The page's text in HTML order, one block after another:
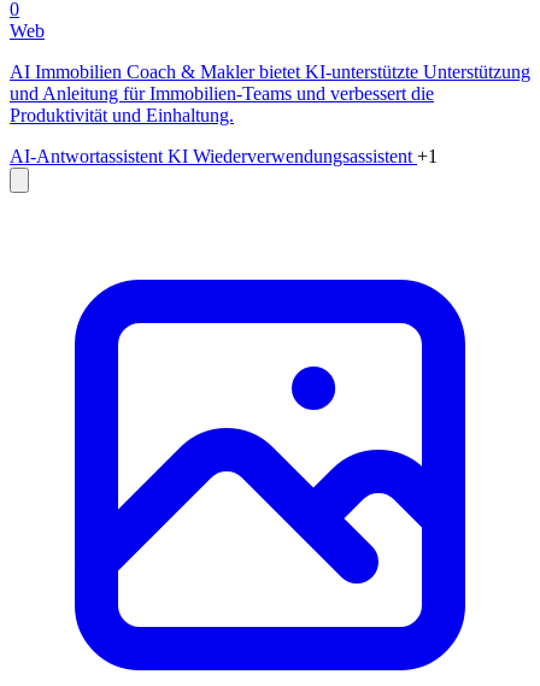
0
Web
AI Immobilien Coach & Makler bietet KI-unterstützte Unterstützung
und Anleitung für Immobilien-Teams und verbessert die
Produktivität und Einhaltung.
AI-Antwortassistent KI Wiederverwendungsassistent +1